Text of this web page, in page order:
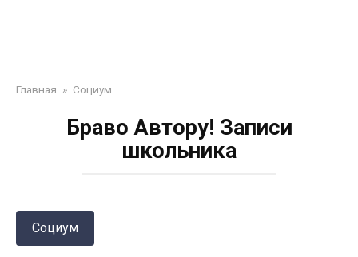
Главная » Социум
Браво Автору! Записи
школьника
Социум